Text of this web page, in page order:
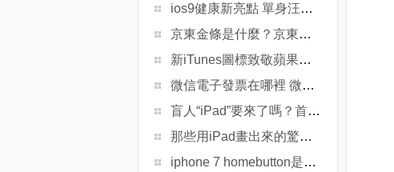
ios9健康新亮點 單身汪哭暈
京東金條是什麼？京東金條怎麼用
新iTunes圖標致敬蘋果經典Logo
微信電子發票在哪裡 微信電子發票能報銷嗎
盲人“iPad”要來了嗎？首台盲文平板長什麼樣？
那些用iPad畫出來的驚艷作品
iphone 7 homebutton是什麼 iphone 7 homebutton有什麼用